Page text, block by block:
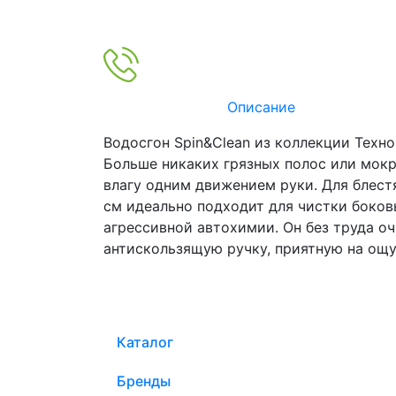
Описание
Водосгон Spin&Clean из коллекции
Больше никаких грязных полос или
влагу одним движением руки. Для
см идеально подходит для чистки
агрессивной автохимии. Он без труда
антискользящую ручку, приятную на
Каталог
Бренды